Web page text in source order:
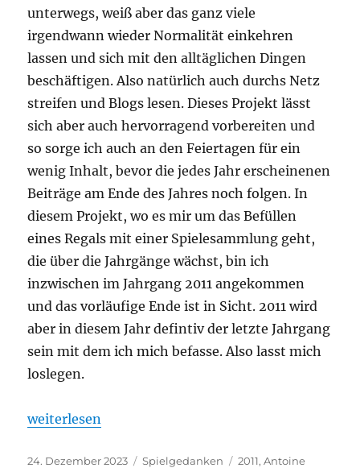
unterwegs, weiß aber das ganz viele
irgendwann wieder Normalität einkehren
lassen und sich mit den alltäglichen Dingen
beschäftigen. Also natürlich auch durchs Netz
streifen und Blogs lesen. Dieses Projekt lässt
sich aber auch hervorragend vorbereiten und
so sorge ich auch an den Feiertagen für ein
wenig Inhalt, bevor die jedes Jahr erscheinenen
Beiträge am Ende des Jahres noch folgen. In
diesem Projekt, wo es mir um das Befüllen
eines Regals mit einer Spielesammlung geht,
die über die Jahrgänge wächst, bin ich
inzwischen im Jahrgang 2011 angekommen
und das vorläufige Ende ist in Sicht. 2011 wird
aber in diesem Jahr defintiv der letzte Jahrgang
sein mit dem ich mich befasse. Also lasst mich
loslegen.
„Projekt: Die perfekte Sammlung – 2011“
weiterlesen
Veröffentlicht
24. Dezember 2023 Kategorien
Spielgedanken Schlagwörter
2011,Antoine